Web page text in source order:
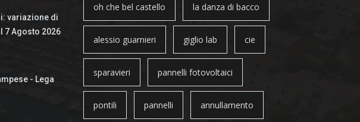
variazione di
7 Agosto 2026
- Lega
oh che bel castello la danza di bacco
alessio guarnieri giglio lab cie
sparavieri pannelli fotovoltaici
pontili pannelli annullamento